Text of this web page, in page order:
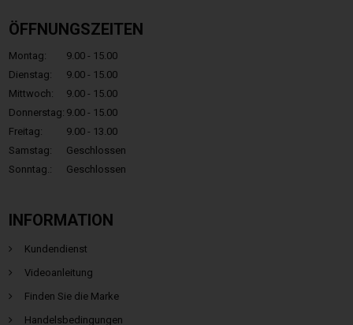
ÖFFNUNGSZEITEN
Montag:
9.00 - 15.00
Dienstag:
9.00 - 15.00
Mittwoch:
9.00 - 15.00
Donnerstag: 9.00 - 15.00
Freitag:
9.00 - 13.00
Samstag:
Geschlossen
Sonntag.:
Geschlossen
INFORMATION
Kundendienst
Videoanleitung
Finden Sie die Marke
Handelsbedingungen